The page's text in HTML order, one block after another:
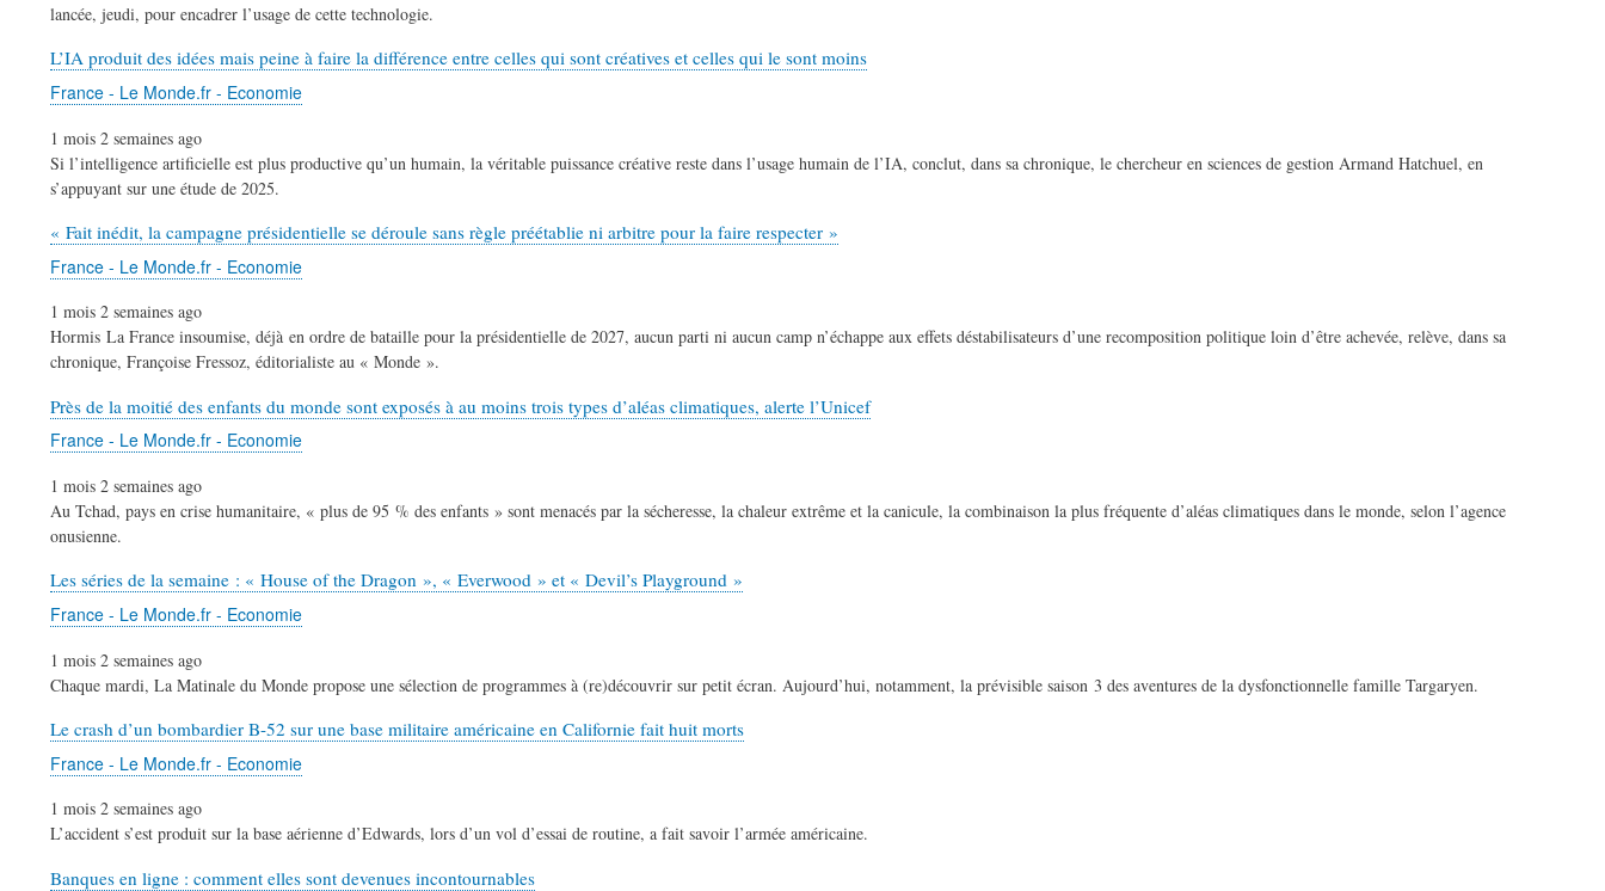
lancée, jeudi, pour encadrer l’usage de cette technologie.
L’IA produit des idées mais peine à faire la différence entre celles qui sont créatives et celles qui le sont moins
France - Le Monde.fr - Economie
1 mois 2 semaines ago
Si l’intelligence artificielle est plus productive qu’un humain, la véritable puissance créative reste dans l’usage humain de l’IA, conclut, dans sa chronique, le chercheur en sciences de gestion Armand Hatchuel, en
s’appuyant sur une étude de 2025.
« Fait inédit, la campagne présidentielle se déroule sans règle préétablie ni arbitre pour la faire respecter »
France - Le Monde.fr - Economie
1 mois 2 semaines ago
Hormis La France insoumise, déjà en ordre de bataille pour la présidentielle de 2027, aucun parti ni aucun camp n’échappe aux effets déstabilisateurs d’une recomposition politique loin d’être achevée, relève, dans sa
chronique, Françoise Fressoz, éditorialiste au « Monde ».
Près de la moitié des enfants du monde sont exposés à au moins trois types d’aléas climatiques, alerte l’Unicef
France - Le Monde.fr - Economie
1 mois 2 semaines ago
Au Tchad, pays en crise humanitaire, « plus de 95 % des enfants » sont menacés par la sécheresse, la chaleur extrême et la canicule, la combinaison la plus fréquente d’aléas climatiques dans le monde, selon l’agence
onusienne.
Les séries de la semaine : « House of the Dragon », « Everwood » et « Devil’s Playground »
France - Le Monde.fr - Economie
1 mois 2 semaines ago
Chaque mardi, La Matinale du Monde propose une sélection de programmes à (re)découvrir sur petit écran. Aujourd’hui, notamment, la prévisible saison 3 des aventures de la dysfonctionnelle famille Targaryen.
Le crash d’un bombardier B-52 sur une base militaire américaine en Californie fait huit morts
France - Le Monde.fr - Economie
1 mois 2 semaines ago
L’accident s’est produit sur la base aérienne d’Edwards, lors d’un vol d’essai de routine, a fait savoir l’armée américaine.
Banques en ligne : comment elles sont devenues incontournables